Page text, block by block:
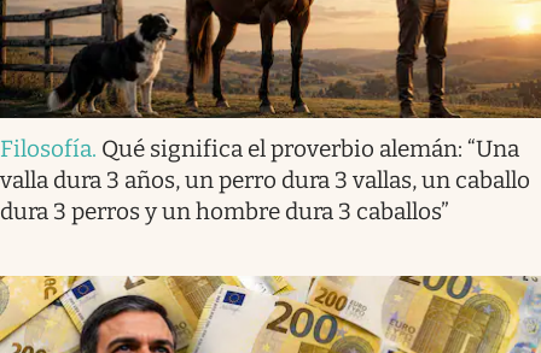
Filosofía. Qué significa el proverbio alemán: “Una
valla dura 3 años, un perro dura 3 vallas, un caballo
dura 3 perros y un hombre dura 3 caballos”